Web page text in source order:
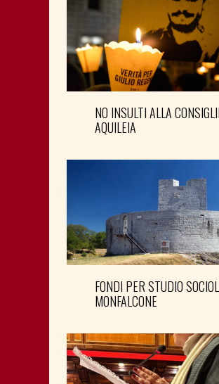
NO INSULTI ALLA
AQUILEIA
FONDI PER STUDIO
MONFALCONE